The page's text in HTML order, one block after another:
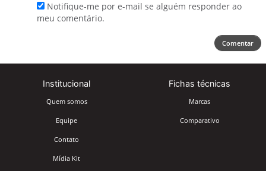
Notifique-me por e-mail se alguém responder ao
meu comentário.
Comentar
Institucional
Quem somos
Equipe
Contato
Mídia Kit
Fichas técnicas
Marcas
Comparativo